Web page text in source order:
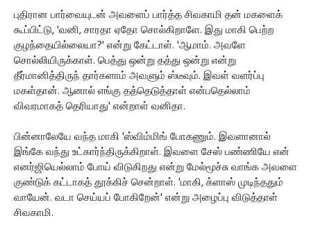
புதிரான பார்வையுடன் அவளைப் பார்த்த சிவகாமி தன் மகளைக்
கூப்பிட்டு, 'வனி, சாரதா ஏதோ சொல்கிறாளே. இது மாகி பெற்ற
குழந்தையில்லையா?' என்று கேட்டாள். 'ஆமாம். அவளே
சொல்லியிருக்காள். பெத்து ஒன்று தத்து ஒன்று என்று
தீர்மானித்திருந் தார்களாம் அவளும் ஸ்டீவும். இவள் வளர்ப்பு
மகள்தான். ஆனால் எங்கு தத்தெடுத்தாள் என்பதெல்லாம்
விவரமாகத் தெரியாது' என்றாள் வனிதா.
பின்னாலேயே வந்த மாகி 'ஸ்விம்மிங் போகணும். இவளானால்
இங்கே வந்து உட்கார்ந்திருக்கிறாள். இவளை சேஸ் பண்ணியே என்
எனர்ஜியெல்லாம் போய் விடுகிறது என்று மேல்மூச்சு வாங்க அவளை
குண்டுக் கட்டாகத் தூக்கிச் சென்றாள். 'மாகி, க்ளாஸ் முடிந்ததும்
வாயேன். வடா செய்யப் போகிறேன்' என்று அழைப்பு விடுத்தாள்
சிவகாமி.